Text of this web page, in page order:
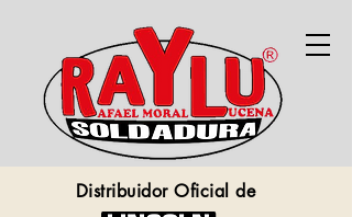
Distribuidor Oficial de